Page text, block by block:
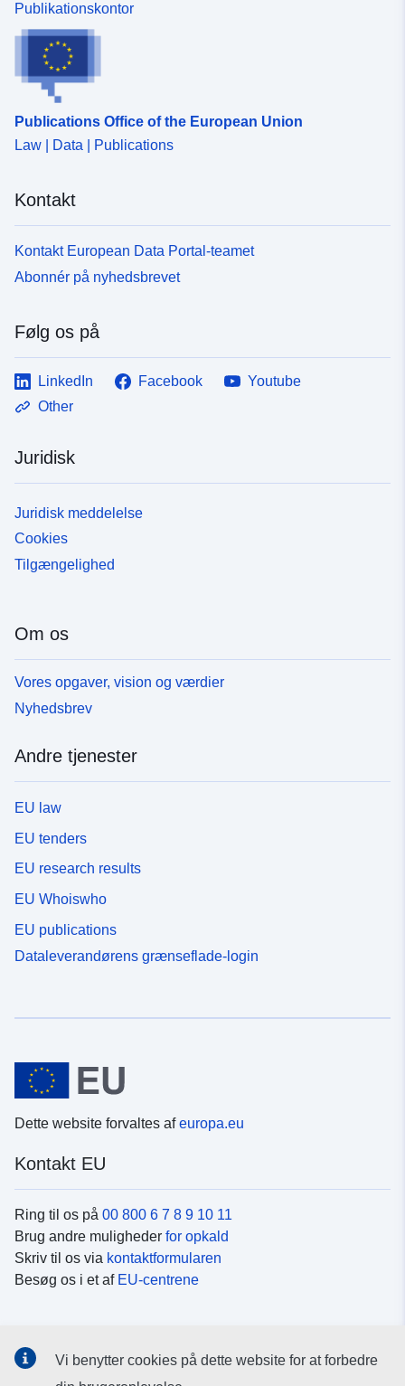
Publikationskontor
Publications Office of the European Union
Law | Data | Publications
Kontakt
Kontakt European Data Portal-teamet
Abonnér på nyhedsbrevet
Følg os på
LinkedIn Facebook
Youtube
Other
Juridisk
Juridisk meddelelse
Cookies
Tilgængelighed
Om os
Vores opgaver, vision og værdier
Nyhedsbrev
Andre tjenester
EU law
EU tenders
EU research results
EU Whoiswho
EU publications
Dataleverandørens grænseflade-login
Dette website forvaltes afeuropa.eu
Kontakt EU
Ring til os på 00 800 6 7 8 9 10 11
Brug andre muligheder for opkald
Skriv til os via kontaktformularen
Besøg os i et af EU-centrene
Vi benytter cookies på dette website for at forbedre